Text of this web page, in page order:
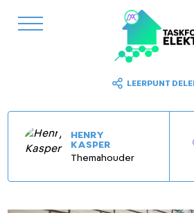
LEERPUNT
HENRY
KASPER
Themahouder